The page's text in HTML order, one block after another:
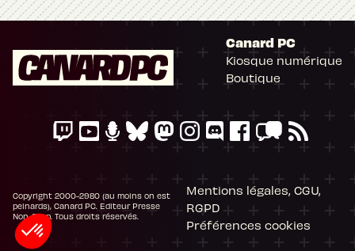
Canard PC
Kiosque numérique
Boutique
Copyright 2000-2980 (au moins on est
peinards), Canard PC. Editeur Presse
Non-Stop. Tous droits réservés.
Mentions légales, CGU,
RGPD
Préférences cookies